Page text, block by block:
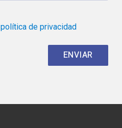
política de privacidad